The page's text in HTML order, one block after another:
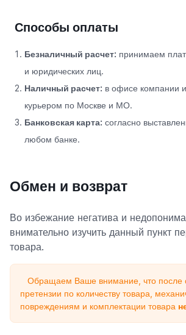
Способы оплаты
Безналичный расчет: принимаем
и юридических лиц.
Наличный расчет: в офисе компании
курьером по Москве и МО.
Банковская карта: согласно
любом банке.
Обмен и возврат
Во избежание негатива и
внимательно изучить данный пункт
товара.
Обращаем Ваше внимание, что после
претензии по количеству товара,
повреждениям и комплектации товара